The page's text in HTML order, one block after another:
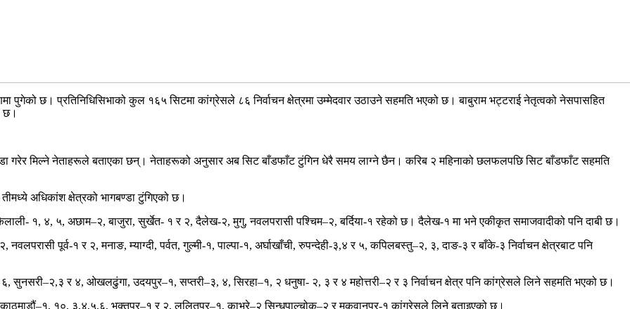
पुगेको छ। प्रतिनिधिसिभाको कुल १६५ सिटमा कांग्रेसले ८६ निर्वाचन क्षेत्रमा उम्मेदवार उठाउने सहमति भएको छ। बाबुराम भट्टराई नेतृत्वको नेसपासहित
छ।
गरेर मिल्ने नेताहरूले बताएका छन्। नेताहरूको अनुसार अब सिट बाँडफाँट टुंगिन धेरै समय लाग्ने छैन। करिब २ महिनाको छलफलपछि सिट बाँडफाँट सहमति
अधिकांश क्षेत्रको भागबण्डा टुंगिएको छ।
१, ४, ५, अछाम–२, बाजुरा, सुर्खेत- १ र २, दैलेख-२, मुगु, नवलपरासी पश्चिम–२, बर्दिया-१ रहेको छ। दैलेख-१ मा भने एकीकृत समाजवादीको पनि दाबी छ।
पूर्व-१ र २, मनाङ, म्याग्दी, पर्वत, गुल्मी-१, पाल्पा-१, अर्घाखाँची, रुपन्देही-३,४ र ५, कपिलबस्तु–२, ३, दाङ-३ र बाँके-३ निर्वाचन क्षेत्रबाट पनि
र ४, ओखलढुंगा, उदयपुर–१, सप्तरी–३, ४, सिरहा–१, २ धनुषा- २, ३ र ४ महोत्तरी–२ र ३ निर्वाचन क्षेत्र पनि कांग्रेसले लिने सहमति भएको छ।
काठमाडौं–१, १०, ३,४,५,६, भक्तपुर–१ र २, ललितपुर–१, काभ्रे–२ सिन्धुपाल्चोक–२ र मकवानपुर-१ कांग्रेसले लिने बताइएको छ।